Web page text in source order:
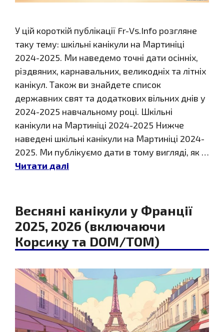
У цій короткій публікації Fr-Vs.Info розгляне
таку тему: шкільні канікули на Мартиніці
2024-2025. Ми наведемо точні дати осінніх,
різдвяних, карнавальних, великодніх та літніх
канікул. Також ви знайдете список
державних свят та додаткових вільних днів у
2024-2025 навчальному році. Шкільні
канікули на Мартиніці 2024-2025 Нижче
наведені шкільні канікули на Мартиніці 2024-
2025. Ми публікуємо дати в тому вигляді, як …
Читати далі
Весняні канікули у Франції
2025, 2026 (включаючи
Корсику та DOM/TOM)